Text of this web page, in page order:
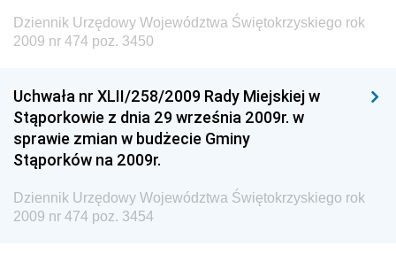
Środowiska
Dziennik Urzędowy Ministerstwa Administracji i
Gospodarki Przestrzennej
Dziennik Urzędowy Unii Europejskiej, L
Dziennik Urzędowy Ministerstwa Komunikacji
Dziennik Urzędowy Ministerstwa Przemysłu
Dziennik Urzędowy Województwa Świętokrzyskiego rok
2009 nr 474 poz. 3450
Uchwała nr XLII/258/2009 Rady Miejskiej w
Stąporkowie z dnia 29 września 2009r. w
sprawie zmian w budżecie Gminy
Stąporków na 2009r.
Dziennik Urzędowy Województwa Świętokrzyskiego rok
2009 nr 474 poz. 3454